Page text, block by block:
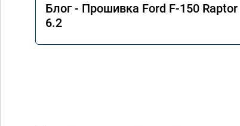
Блог - Прошивка Ford F-150 Raptor
6.2